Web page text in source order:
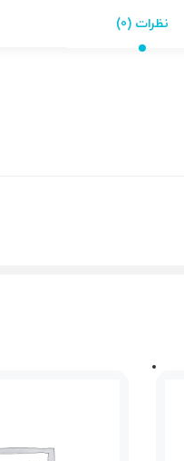
نظرات (0)